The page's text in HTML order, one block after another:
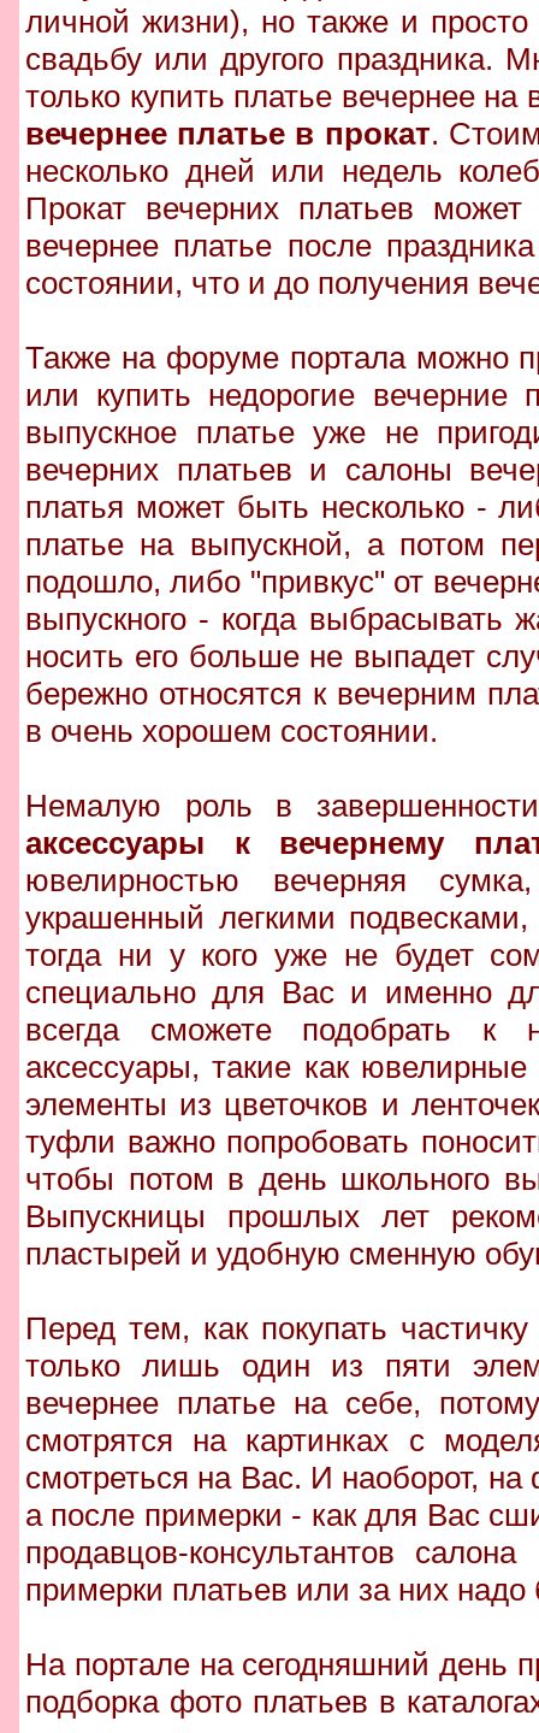
личной жизни), но также и
свадьбу или другого праздника.
только купить платье вечернее на
вечернее платье в прокат.
несколько дней или недель
Прокат вечерних платьев
вечернее платье после
состоянии, что и до получения
Также на форуме портала можно
или купить недорогие
выпускное платье уже не
вечерних платьев и салоны
платья может быть несколько -
платье на выпускной, а потом
подошло, либо "привкус" от
выпускного - когда выбрасывать
носить его больше не выпадет
бережно относятся к вечерним
в очень хорошем состоянии.
Немалую роль в
аксессуары к вечернему
ювелирностью вечерняя
украшенный легкими
тогда ни у кого уже не будет
специально для Вас и именно
всегда сможете подобрать к
аксессуары, такие как
элементы из цветочков и
туфли важно попробовать
чтобы потом в день школьного
Выпускницы прошлых лет
пластырей и удобную сменную
Перед тем, как покупать
только лишь один из пяти
вечернее платье на себе,
смотрятся на картинках с
смотреться на Вас. И наоборот,
а после примерки - как для Вас
продавцов-консультантов
примерки платьев или за них надо
На портале на сегодняшний день
подборка фото платьев в